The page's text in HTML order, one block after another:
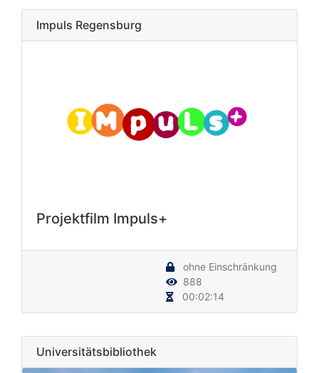
Impuls Regensburg
Projektfilm Impuls+
ohne Einschränkung
888
00:02:14
Universitätsbibliothek